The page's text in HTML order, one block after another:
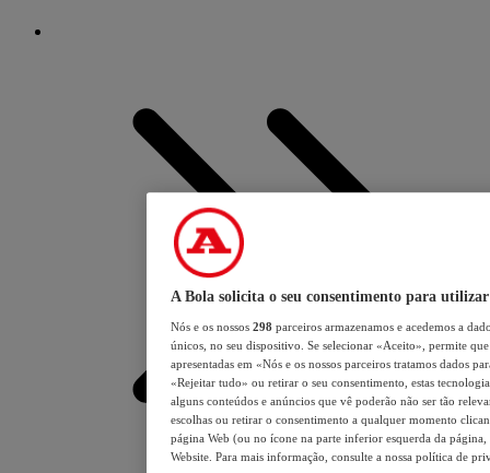
A Bola solicita o seu consentimento para utilizar
Nós e os nossos 298 parceiros armazenamos e acedemos a
únicos, no seu dispositivo. Se selecionar «Aceito», permite
apresentadas em «Nós e os nossos parceiros tratamos dados
«Rejeitar tudo» ou retirar o seu consentimento, estas
alguns conteúdos e anúncios que vê poderão não ser tão
escolhas ou retirar o consentimento a qualquer momento
página Web (ou no ícone na parte inferior esquerda da página,
Website. Para mais informação, consulte a nossa política de